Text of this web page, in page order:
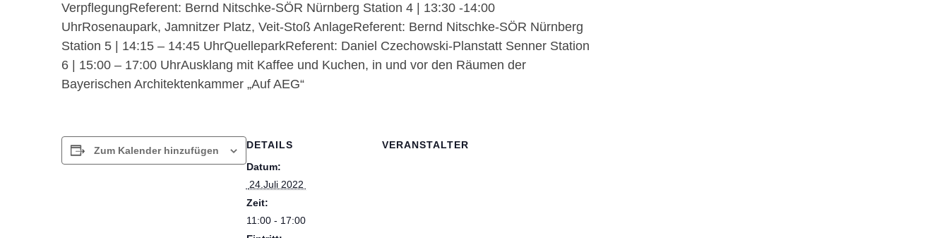
VerpflegungReferent: Bernd Nitschke-SÖR Nürnberg Station 4 | 13:30 -14:00
UhrRosenaupark, Jamnitzer Platz, Veit-Stoß AnlageReferent: Bernd Nitschke-SÖR Nürnberg
Station 5 | 14:15 – 14:45 UhrQuelleparkReferent: Daniel Czechowski-Planstatt Senner Station
6 | 15:00 – 17:00 UhrAusklang mit Kaffee und Kuchen, in und vor den Räumen der
Bayerischen Architektenkammer „Auf AEG“
Zum Kalender hinzufügen
DETAILS
Datum:
24.Juli 2022
Zeit:
11:00 - 17:00
VERANSTALTER